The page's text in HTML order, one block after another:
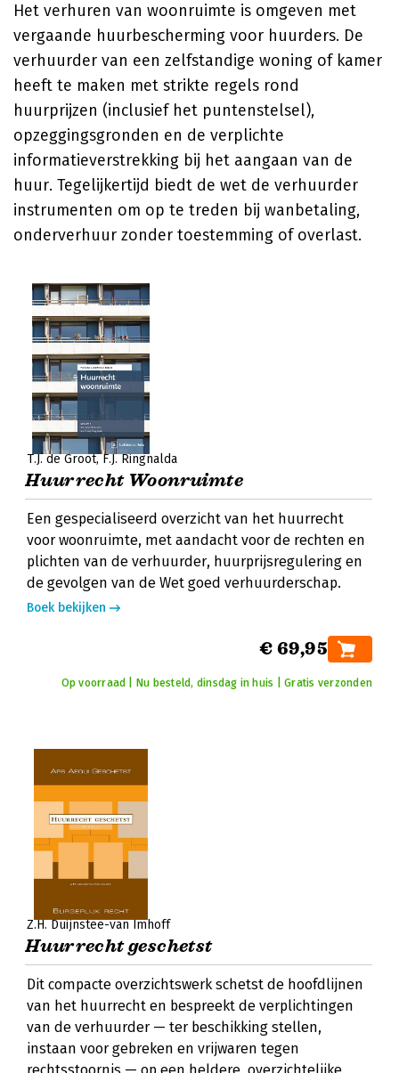
Het verhuren van woonruimte is omgeven met
vergaande huurbescherming voor huurders. De
verhuurder van een zelfstandige woning of kamer
heeft te maken met strikte regels rond
huurprijzen (inclusief het puntenstelsel),
opzeggingsgronden en de verplichte
informatieverstrekking bij het aangaan van de
huur. Tegelijkertijd biedt de wet de verhuurder
instrumenten om op te treden bij wanbetaling,
onderverhuur zonder toestemming of overlast.
T.J. de Groot F.J. Ringnalda
Huurrecht Woonruimte
Een gespecialiseerd overzicht van het huurrecht
voor woonruimte, met aandacht voor de rechten en
plichten van de verhuurder, huurprijsregulering en
de gevolgen van de Wet goed verhuurderschap.
Boek bekijken
€ 69,95
Op voorraad | Nu besteld, dinsdag in huis | Gratis verzonden
Z.H. Duijnstee-van Imhoff
Huurrecht geschetst
Dit compacte overzichtswerk schetst de hoofdlijnen
van het huurrecht en bespreekt de verplichtingen
van de verhuurder — ter beschikking stellen,
instaan voor gebreken en vrijwaren tegen